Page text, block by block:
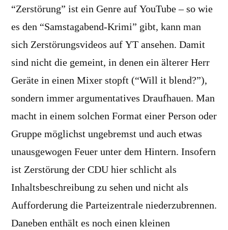
“Zerstörung” ist ein Genre auf YouTube – so wie
es den “Samstagabend-Krimi” gibt, kann man
sich Zerstörungsvideos auf YT ansehen. Damit
sind nicht die gemeint, in denen ein älterer Herr
Geräte in einen Mixer stopft (“Will it blend?”),
sondern immer argumentatives Draufhauen. Man
macht in einem solchen Format einer Person oder
Gruppe möglichst ungebremst und auch etwas
unausgewogen Feuer unter dem Hintern. Insofern
ist Zerstörung der CDU hier schlicht als
Inhaltsbeschreibung zu sehen und nicht als
Aufforderung die Parteizentrale niederzubrennen.
Daneben enthält es noch einen kleinen